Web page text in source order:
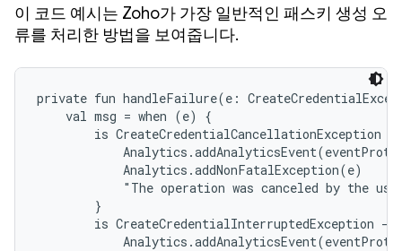
이 코드 예시는 Zoho가 가장 일반적인 패스키 생성 오
류를 처리한 방법을 보여줍니다.
private fun handleFailure(e:
    val msg = when (e) {
is CreateCredentialCancellationException -
            Analytics.addNonFatalException(e)
"The operation was canceled by the
        }
is CreateCredentialInterruptedException ->